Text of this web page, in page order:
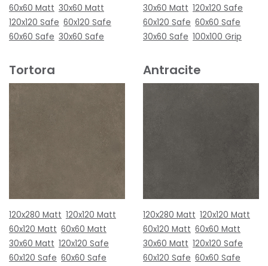
60x60 Matt 30x60 Matt
120x120 Safe 60x120 Safe
60x60 Safe 30x60 Safe
30x60 Matt 120x120 Safe
60x120 Safe 60x60 Safe
30x60 Safe 100x100 Grip
Tortora
120x280 Matt 120x120 Matt
60x120 Matt 60x60 Matt
30x60 Matt 120x120 Safe
60x120 Safe 60x60 Safe
Antracite
120x280 Matt 120x120 Matt
60x120 Matt 60x60 Matt
30x60 Matt 120x120 Safe
60x120 Safe 60x60 Safe